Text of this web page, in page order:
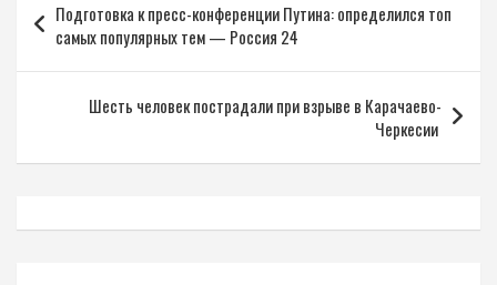
по
записям
Подготовка к пресс-конференции Путина: определился топ
самых популярных тем — Россия 24
Шесть человек пострадали при взрыве в Карачаево-
Черкесии